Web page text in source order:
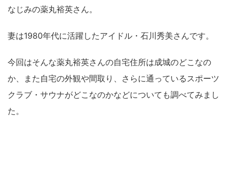
なじみの薬丸裕英さん。
妻は1980年代に活躍したアイドル・石川秀美さんです。
今回はそんな薬丸裕英さんの自宅住所は成城のどこなの
か、また自宅の外観や間取り、さらに通っているスポーツ
クラブ・サウナがどこなのかなどについても調べてみまし
た。